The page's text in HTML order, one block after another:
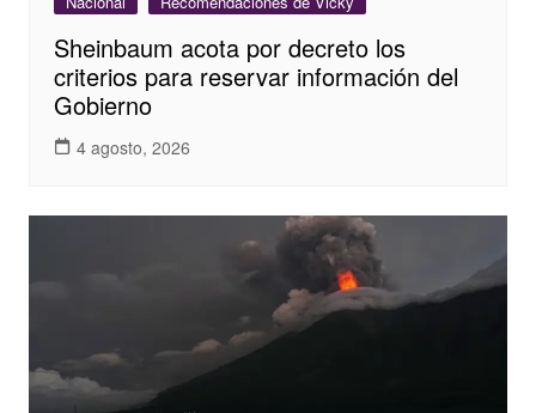
Sheinbaum acota por decreto los
criterios para reservar información del
Gobierno
4 agosto, 2026